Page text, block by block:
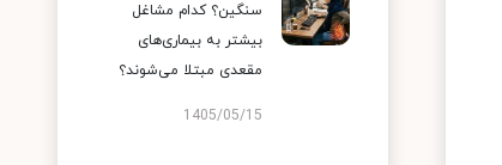
سنگین؟ کدام مشاغل
بیشتر به بیماری‌های
مقعدی مبتلا می‌شوند؟
1405/05/15